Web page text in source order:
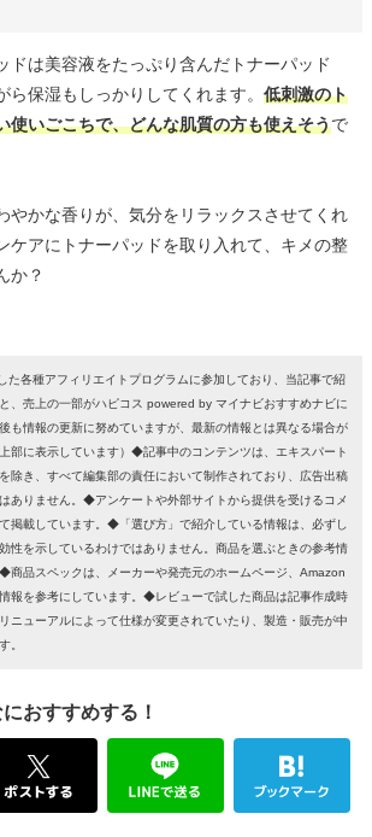
ドは美容液をたっぷり含んだトナーパッド
ら保湿もしっかりしてくれます。 低刺激のト
使いごこちで、どんな肌質の方も使えそうで
やかな香りが、気分をリラックスさせてくれ
ケアにトナーパッドを取り入れて、キメの整
か？
各種アフィリエイトプログラムに参加しており、当記事で紹
、売上の一部がハピコス powered by マイナビおすすめナビに
も情報の更新に努めていますが、最新の情報とは異なる場合が
部に表示しています）◆記事中のコンテンツは、エキスパート
除き、すべて編集部の責任において制作されており、広告出稿
ありません。◆アンケートや外部サイトから提供を受けるコメ
掲載しています。◆「選び方」で紹介している情報は、必ずし
性を示しているわけではありません。商品を選ぶときの参考情
商品スペックは、メーカーや発売元のホームページ、Amazon
報を参考にしています。◆レビューで試した商品は記事作成時
ニューアルによって仕様が変更されていたり、製造・販売が中
。
おすすめする！